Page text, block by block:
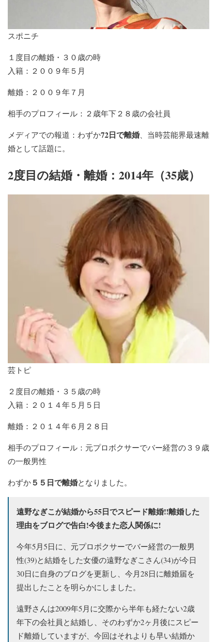
スポニチ
１度目の離婚・３０歳の時
入籍：２００９年５月
離婚：２００９年７月
相手のプロフィール：２歳年下２８歳の会社員
メディアでの報道：わずか72日で離婚 、当時芸能界最速離
婚として話題に。
2度目の結婚・離婚：2014年（35歳）
芸トピ
２度目の離婚・３５歳の時
入籍：２０１４年５月５日
離婚：２０１４年６月２８日
相手のプロフィール：元プロボクサーでバー経営の３９歳
の一般男性
わずか５５日で離婚となりました。
遠野なぎこが結婚から55日でスピード離婚!!離婚した
理由をブログで告白!今後また恋人関係に!
今年5月5日に、元プロボクサーでバー経営の一般男
性(39)と結婚をした女優の遠野なぎこさん(34)が今日
30日に自身のブログを更新し、今月28日に離婚届を
提出したことを明らかにしました。
遠野さんは2009年5月に交際から半年も経たない2歳
年下の会社員と結婚し、そのわずか2ヶ月後にスピー
ド離婚していますが、今回はそれよりも早い結婚か